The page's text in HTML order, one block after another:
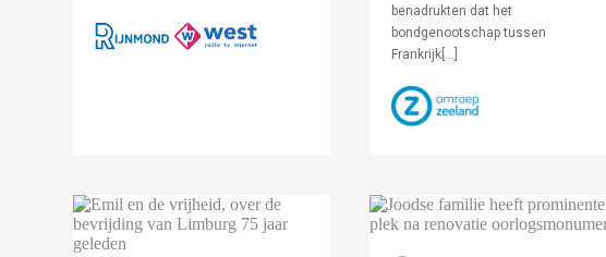
benadrukten dat het
bondgenootschap tussen
Frankrijk[…]